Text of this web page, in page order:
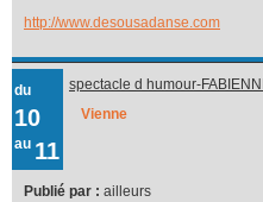
http://www.desousadanse.com
du
10
au 11
spectacle d humour-
Vienne
Publié par : ailleurs